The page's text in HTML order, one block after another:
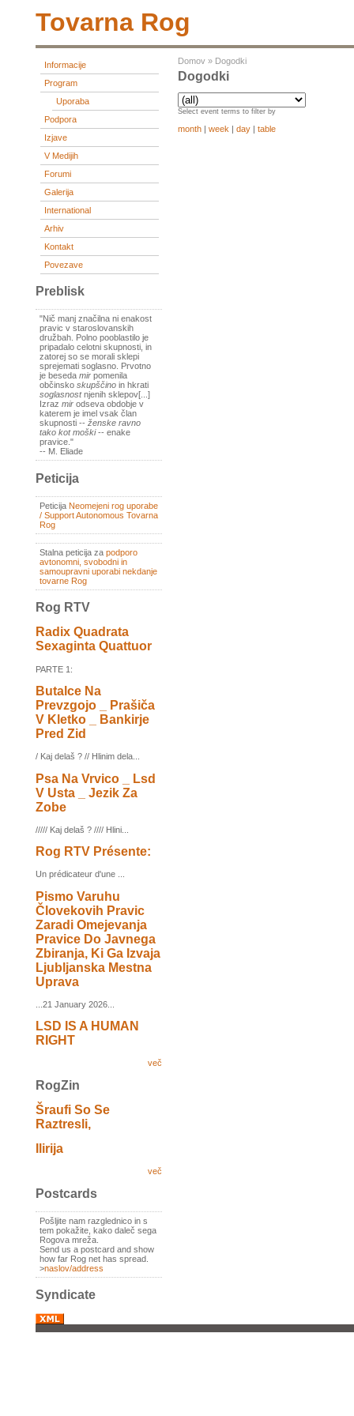
Tovarna Rog
Informacije
Program
Uporaba
Podpora
Izjave
V Medijih
Forumi
Galerija
International
Arhiv
Kontakt
Povezave
Preblisk
"Nič manj značilna ni enakost
pravic v staroslovanskih
družbah. Polno pooblastilo je
pripadalo celotni skupnosti, in
zatorej so se morali sklepi
sprejemati soglasno. Prvotno
je beseda mir pomenila
občinsko skupščino in hkrati
soglasnostnjenih sklepov[...]
Izraz mir odseva obdobje v
katerem je imel vsak član
skupnosti -- ženske ravno
tako kot moški-- enake
pravice."
-- M. Eliade
Peticija
Peticija Neomejeni rog uporabe
/ Support Autonomous Tovarna
Rog
Stalna peticija za podporo
avtonomni, svobodni in
samoupravni uporabi nekdanje
tovarne Rog
Rog RTV
Radix Quadrata
Sexaginta Quattuor
PARTE 1:
Butalce Na
Prevzgojo _ Prašiča
V Kletko _ Bankirje
Pred Zid
/ Kaj delaš ? // Hlinim dela...
Psa Na Vrvico _ Lsd
V Usta _ Jezik Za
Zobe
///// Kaj delaš ? //// Hlini...
Rog RTV Présente:
Un prédicateur d'une ...
Pismo Varuhu
Človekovih Pravic
Zaradi Omejevanja
Pravice Do Javnega
Zbiranja, Ki Ga Izvaja
Ljubljanska Mestna
Uprava
...21 January 2026...
LSD IS A HUMAN
RIGHT
več
RogZin
Šraufi So Se
Raztresli,
Ilirija
več
Postcards
Pošljite nam razglednico in s
tem pokažite, kako daleč sega
Rogova mreža.
Send us a postcard and show
how far Rog net has spread.
>naslov/address
Syndicate
Domov » Dogodki
Dogodki
Select event terms to filter by
month | week | day | table